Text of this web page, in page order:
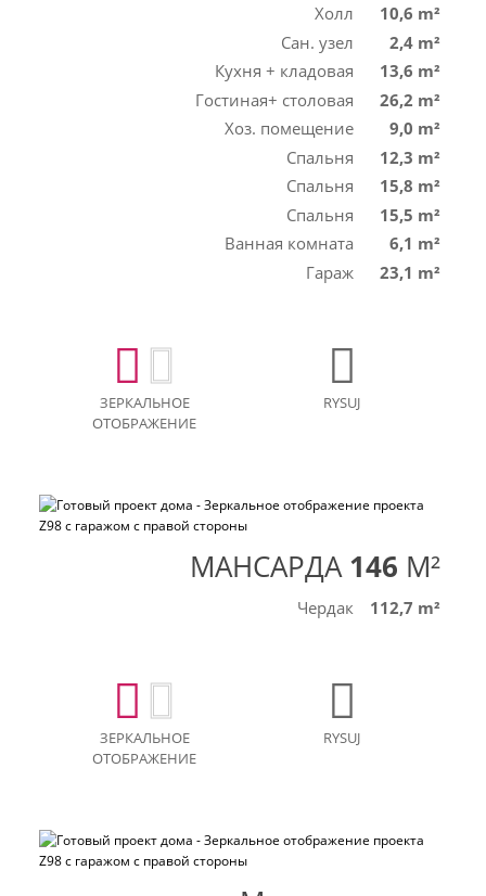
Холл
10,6 m²
Сан. узел
2,4 m²
Кухня + кладовая
13,6 m²
Гостиная+ столовая
26,2 m²
Хоз. помещение
9,0 m²
Спальня
12,3 m²
Спальня
15,8 m²
Спальня
15,5 m²
Ванная комната
6,1 m²
Гараж
23,1 m²
ЗЕРКАЛЬНОЕ
ОТОБРАЖЕНИЕ
RYSUJ
МАНСАРДА146 M²
Чердак 112,7 m²
ЗЕРКАЛЬНОЕ
ОТОБРАЖЕНИЕ
RYSUJ